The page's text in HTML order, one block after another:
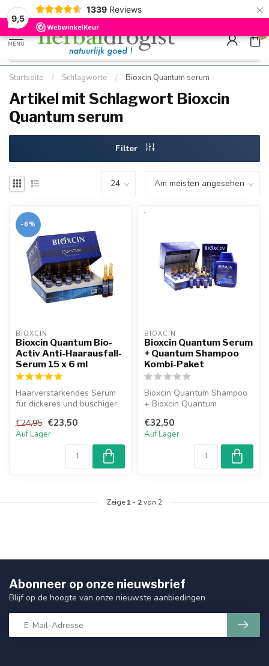
9,5
1339 Reviews ×
Kostenloser DE-Versand ab Mindestbestellwert |
Schnell geliefert
Minimum
Hızlı
MENU
0
Startseite / Schlagworte / Bioxcin Quantum serum
Artikel mit Schlagwort Bioxcin
Quantum serum
Filter
-6%
BIOXCIN
Bioxcin Quantum Bio-
Activ Anti-Haarausfall-
Serum 15 x 6 ml
Haarverstärkendes Serum
für dickeres und buschiger
Akt...
€24,95 €23,50
Auf Lager
BIOXCIN
Bioxcin Quantum Serum
+ Quantum Shampoo
Kombi-Paket
Bioxcin Quantum Shampoo
+ Bioxcin Quantum
trockenes/nor...
€32,50
Auf Lager
Zeige 1 - 2von 2
Abonneer op onze nieuwsbrief
Blijf op de hoogte van onze nieuwste aanbiedingen